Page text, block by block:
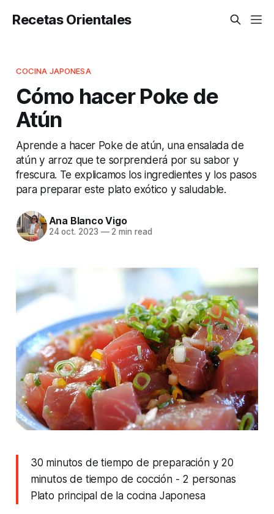
Recetas Orientales
COCINA JAPONESA
Cómo hacer Poke de
Atún
Aprende a hacer Poke de atún, una ensalada de
atún y arroz que te sorprenderá por su sabor y
frescura. Te explicamos los ingredientes y los pasos
para preparar este plato exótico y saludable.
Ana Blanco Vigo
24 oct. 2023 —2 min read
30 minutos de tiempo de preparación y 20
minutos de tiempo de cocción- 2 personas
Plato principal de la cocina Japonesa